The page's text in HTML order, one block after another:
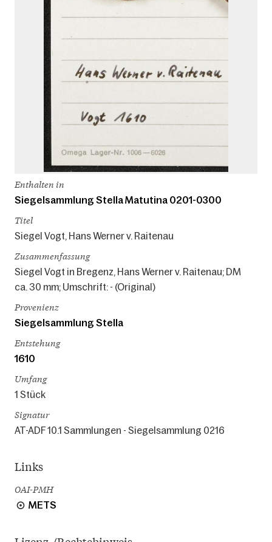
Enthalten in
Siegelsammlung Stella Matutina 0201-0300
Titel
Siegel Vogt, Hans Werner v. Raitenau
Zusammenfassung
Siegel Vogt in Bregenz, Hans Werner v. Raitenau; DM
ca. 30 mm; Umschrift: - (Original)
Provenienz
Siegelsammlung Stella
Entstehung
1610
Umfang
1 Stück
Signatur
AT-ADF 10.1 Sammlungen - Siegelsammlung 0216
Links
OAI-PMH
METS